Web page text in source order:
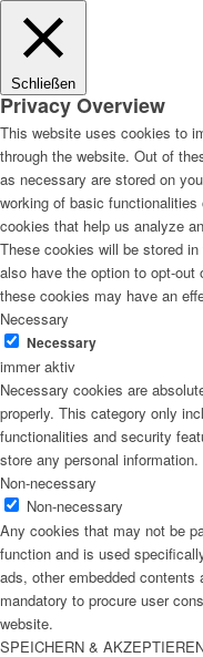
Schließen
Privacy Overview
This website uses cookies to
through the website. Out of
as necessary are stored on
working of basic
cookies that help us analyze
These cookies will be stored
also have the option to opt-
these cookies may have an
Necessary
Necessary
immer aktiv
Necessary cookies are
properly. This category only
functionalities and security
store any personal information.
Non-necessary
Non-necessary
Any cookies that may not be
function and is used
ads, other embedded
mandatory to procure user
website.
SPEICHERN &